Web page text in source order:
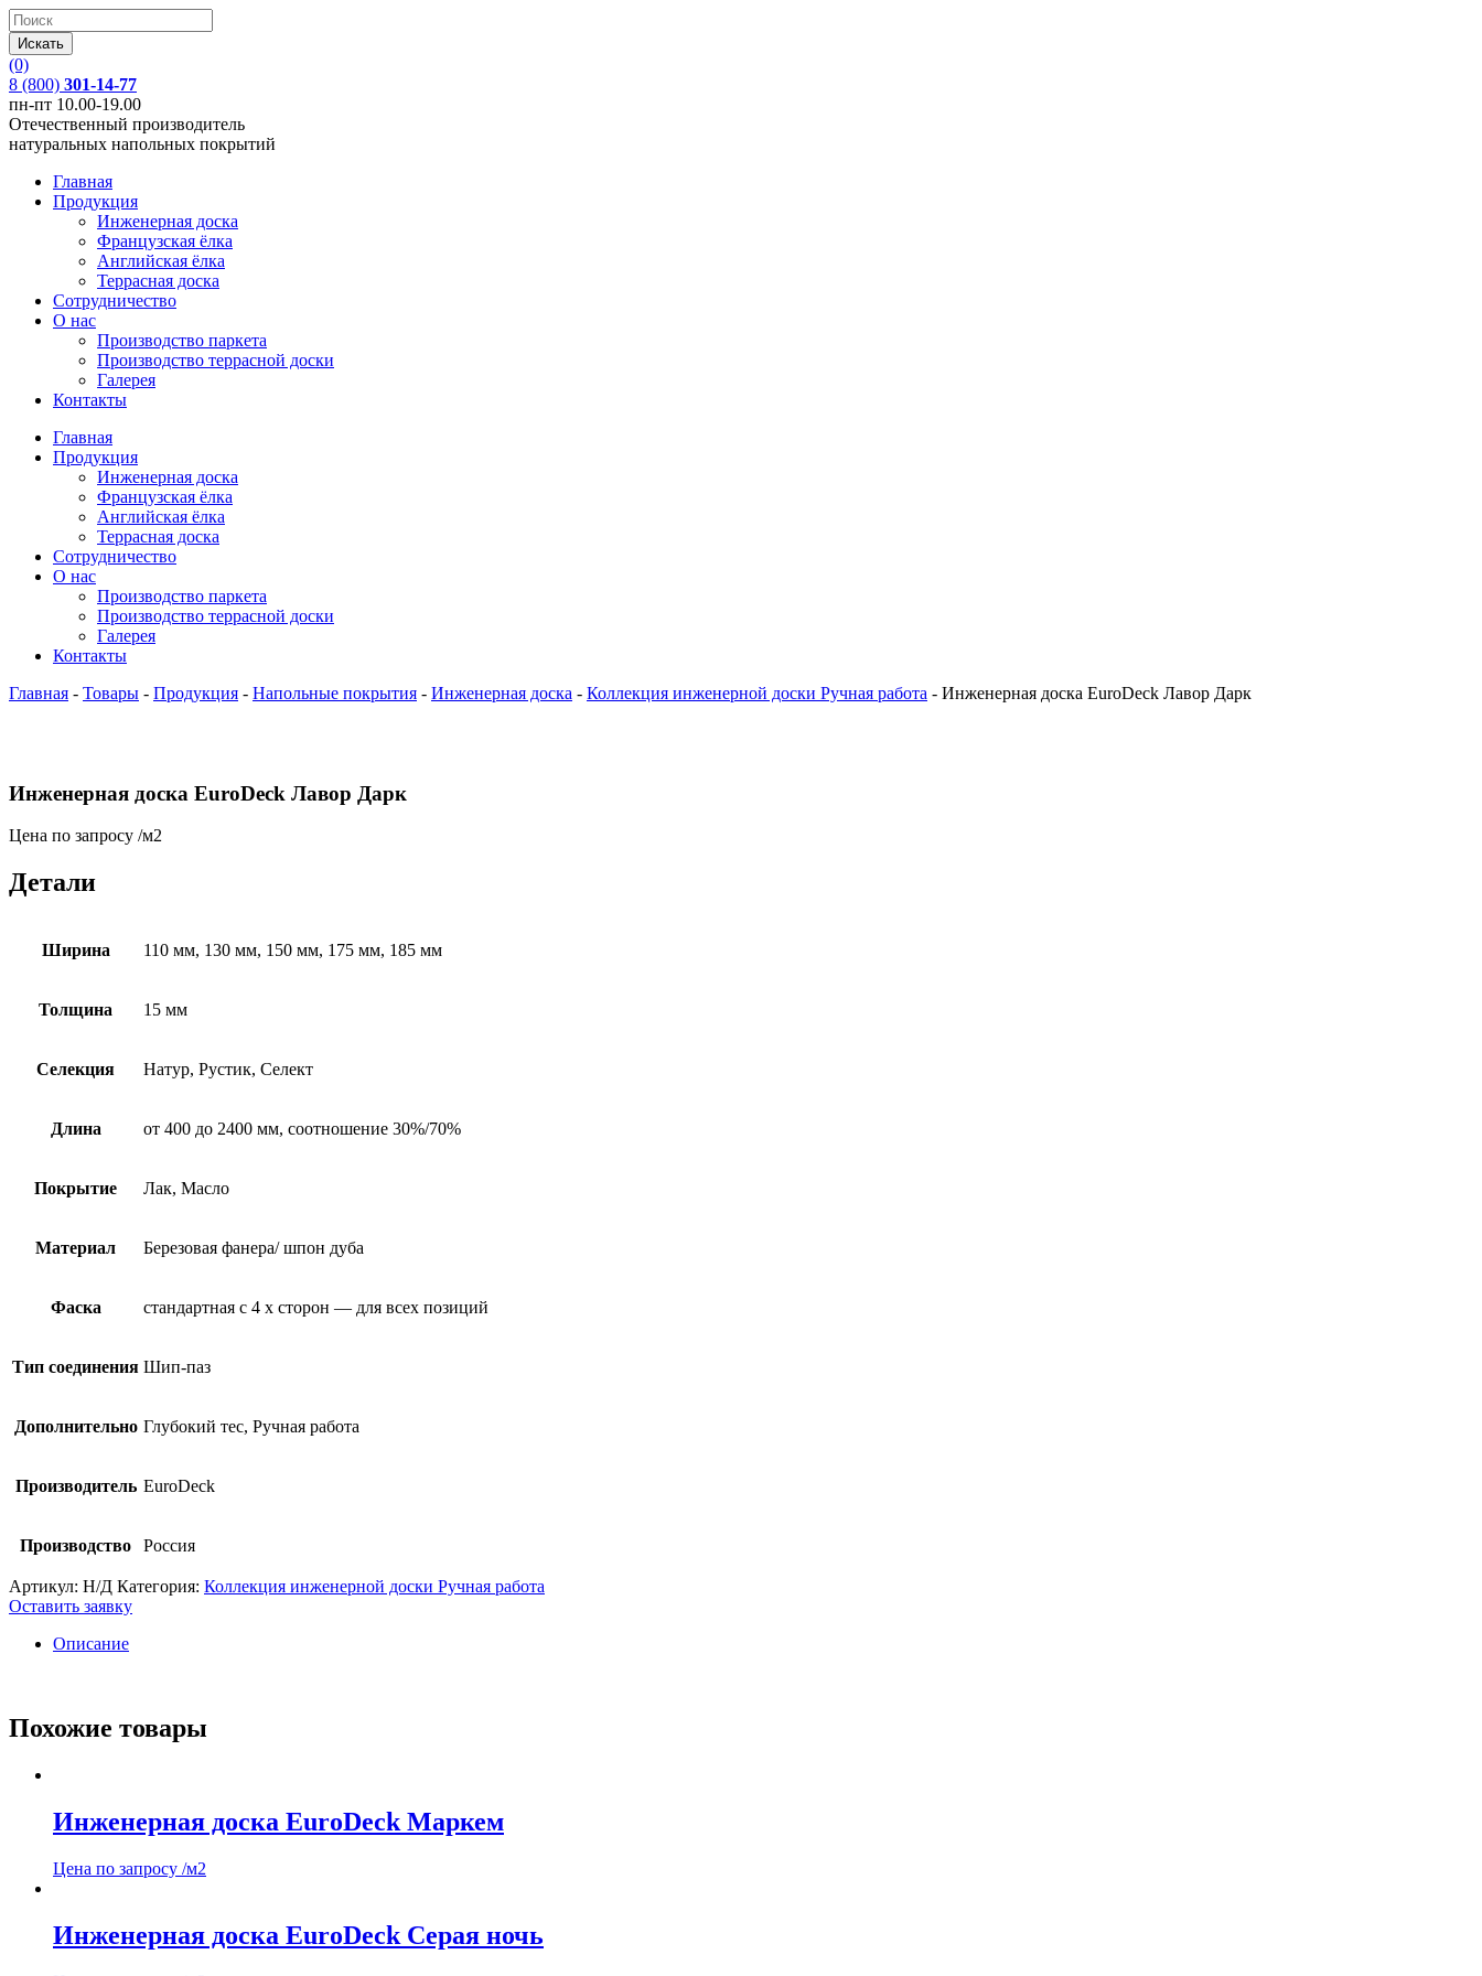
(0)
8 (800) 301-14-77
пн-пт 10.00-19.00
Отечественный производитель
натуральных напольных покрытий
Главная
Продукция
Инженерная доска
Французская ёлка
Английская ёлка
Террасная доска
Сотрудничество
О нас
Производство паркета
Производство террасной доски
Галерея
Контакты
Главная
Продукция
Инженерная доска
Французская ёлка
Английская ёлка
Террасная доска
Сотрудничество
О нас
Производство паркета
Производство террасной доски
Галерея
Контакты
Главная - Товары - Продукция - Напольные покрытия - Инженерная доска - Коллекция инженерной доски Ручная работа - Инженерная доска EuroDeck Лавор Дарк
Инженерная доска EuroDeck Лавор Дарк
Цена по запросу /м2
Детали
Ширина 110 мм, 130 мм, 150 мм, 175 мм, 185 мм
Толщина 15 мм
Селекция Натур, Рустик, Селект
Длина от 400 до 2400 мм, соотношение 30%/70%
Покрытие Лак, Масло
Материал Березовая фанера/ шпон дуба
Фаска стандартная с 4 х сторон — для всех позиций
Тип соединения Шип-паз
Дополнительно Глубокий тес, Ручная работа
Производитель EuroDeck
Производство Россия
Артикул: Н/Д Категория: Коллекция инженерной доски Ручная работа
Оставить заявку
Описание
Похожие товары
Инженерная доска EuroDeck Маркем
Цена по запросу /м2
Инженерная доска EuroDeck Серая ночь